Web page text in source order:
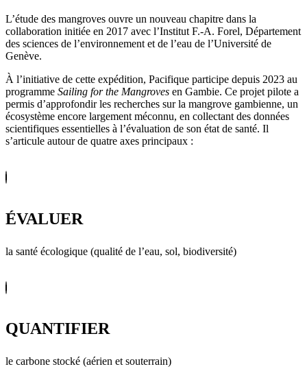
L’étude des mangroves ouvre un nouveau chapitre dans la
collaboration initiée en 2017 avec l’Institut F.-A. Forel, Département
des sciences de l’environnement et de l’eau de l’Université de
Genève.
À l’initiative de cette expédition, Pacifique participe depuis 2023 au
programme Sailing for the Mangroves en Gambie. Ce projet pilote a
permis d’approfondir les recherches sur la mangrove gambienne, un
écosystème encore largement méconnu, en collectant des données
scientifiques essentielles à l’évaluation de son état de santé. Il
s’articule autour de quatre axes principaux :
ÉVALUER
la santé écologique (qualité de l’eau, sol, biodiversité)
QUANTIFIER
le carbone stocké (aérien et souterrain)